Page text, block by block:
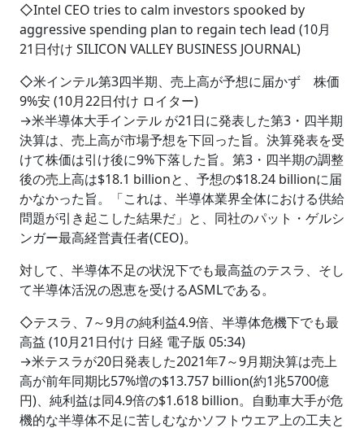
◇Intel CEO tries to calm investors spooked by
aggressive spending plan to regain tech lead (10月
21日付け SILICON VALLEY BUSINESS JOURNAL)
◇米インテル第3四半期、売上高が予想に届かず 株価
9%安 (10月22日付け ロイター)
→米半導体大手インテル が21日に発表した第3・四半期
決算は、売上高が市場予想を下回った旨。決算発表を受
けて株価は引け後に9%下落した旨。第3・四半期の調整
後の売上高は$18.1 billionと、予想の$18.24 billionに届
かなかった旨。「これは、半導体業界全体における供給
問題が引き起こした結果だ」と、同社のパット・ゲルシ
ンガー最高経営責任者(CEO)。
対して、半導体不足の状況下でも最高益のテスラ、そし
て半導体活況の恩恵を受けるASMLである。
◇テスラ、7～9月の純利益4.9倍、半導体危機下でも最
高益 (10月21日付け 日経 電子版 05:34)
→米テスラが20日発表した2021年7～9月期決算は売上
高が前年同期比57%増の$13.757 billion(約1兆5700億
円)、純利益は同4.9倍の$1.618 billion。自動車大手が危
機的な半導体不足に苦しむなかソフトウエア上の工夫と